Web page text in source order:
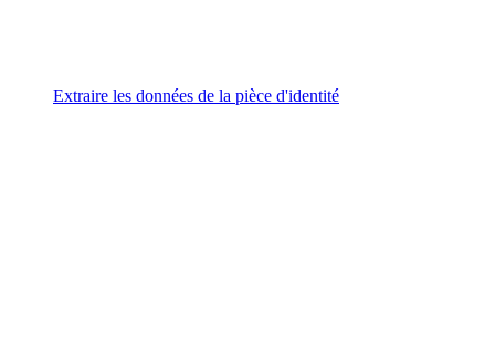
Extraire les données de la pièce d'identité